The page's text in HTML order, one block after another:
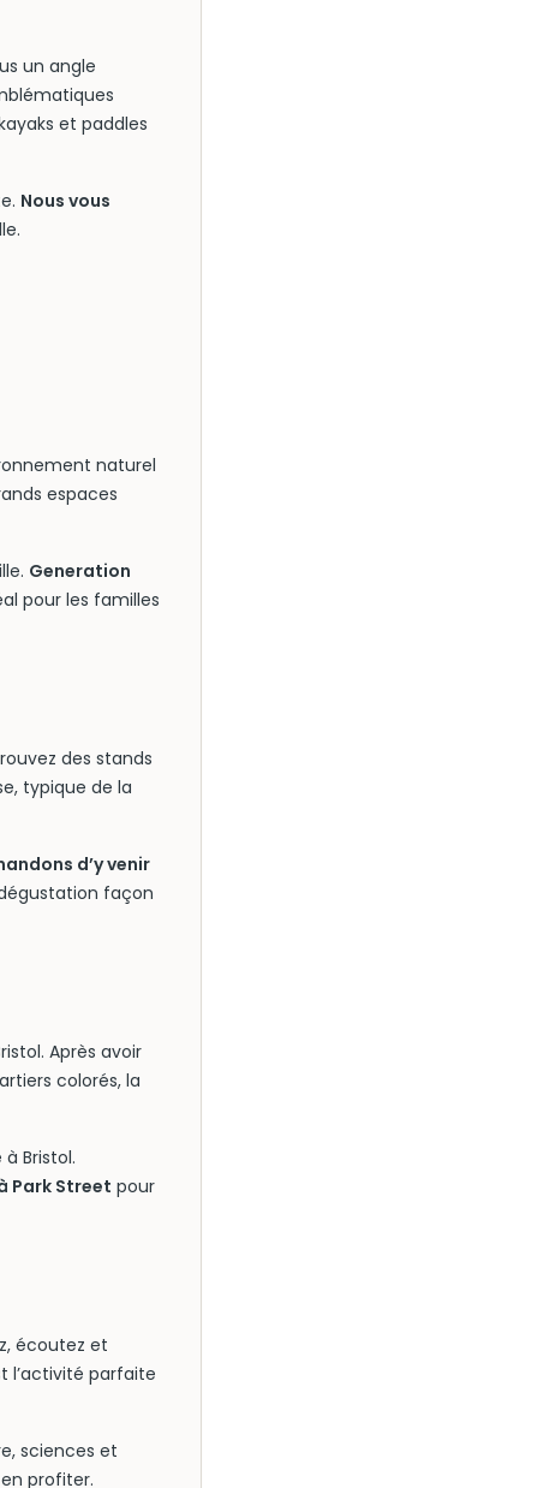
un angle
et paddles
Nous vous
naturel
espaces
Generation
pour les familles
des stands
typique de la
d’y venir
façon
Après avoir
colorés, la
Bristol.
Park Street pour
écoutez et
l’activité parfaite
sciences et
profiter.